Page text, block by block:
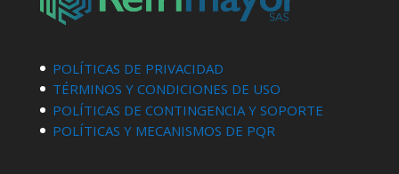
POLÍTICAS DE PRIVACIDAD
TÉRMINOS Y CONDICIONES DE USO
POLÍTICAS DE CONTINGENCIA Y SOPORTE
POLÍTICAS Y MECANISMOS DE PQR